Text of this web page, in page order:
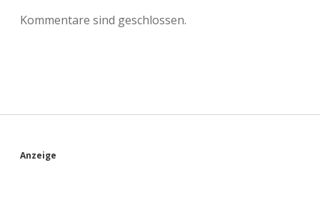
Kommentare sind geschlossen.
S
Anzeige